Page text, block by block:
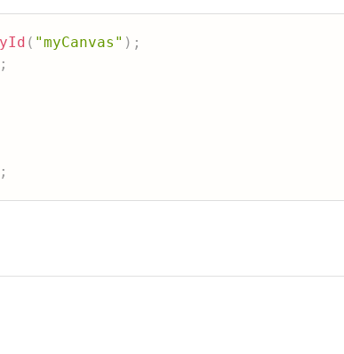
( "myCanvas" ) ;
;
;